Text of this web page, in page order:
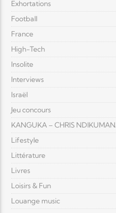
Exhortations
Football
France
High-Tech
Insolite
Interviews
Israël
Jeu concours
KANGUKA – CHRIS
Lifestyle
Littérature
Livres
Loisirs & Fun
Louange music